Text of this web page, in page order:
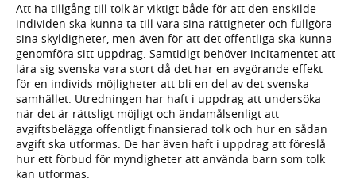
Att ha tillgång till tolk är viktigt både för att den enskilde
individen ska kunna ta till vara sina rättigheter och fullgöra
sina skyldigheter, men även för att det offentliga ska kunna
genomföra sitt uppdrag. Samtidigt behöver incitamentet att
lära sig svenska vara stort då det har en avgörande effekt
för en individs möjligheter att bli en del av det svenska
samhället. Utredningen har haft i uppdrag att undersöka
när det är rättsligt möjligt och ändamålsenligt att
avgiftsbelägga offentligt finansierad tolk och hur en sådan
avgift ska utformas. De har även haft i uppdrag att föreslå
hur ett förbud för myndigheter att använda barn som tolk
kan utformas.